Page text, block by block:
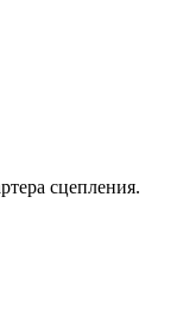
сцепления.